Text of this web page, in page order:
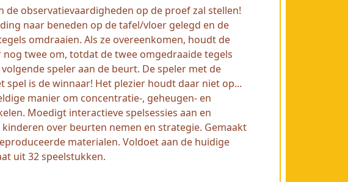
de observatievaardigheden op de proef zal stellen!
naar beneden op de tafel/vloer gelegd en de
omdraaien. Als ze overeenkomen, houdt de
twee om, totdat de twee omgedraaide tegels
speler aan de beurt. De speler met de
spel is de winnaar! Het plezier houdt daar niet op...
manier om concentratie-, geheugen- en
Moedigt interactieve spelsessies aan en
over beurten nemen en strategie. Gemaakt
materialen. Voldoet aan de huidige
uit 32 speelstukken.